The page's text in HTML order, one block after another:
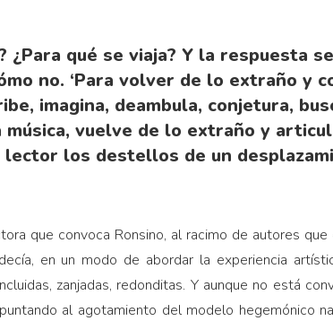
¿Para qué se viaja? Y la respuesta
no. ‘Para volver de lo extraño y
imagina, deambula, conjetura,
música, vuelve de lo extraño y
los destellos de un
que convoca Ronsino, al racimo de autores
en un modo de abordar la experiencia
zanjadas, redonditas. Y aunque no está
al agotamiento del modelo hegemónico